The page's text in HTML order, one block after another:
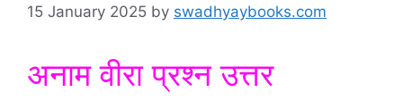
15 January 2025 by swadhyaybooks.com
अनाम वीरा प्रश्न उत्तर